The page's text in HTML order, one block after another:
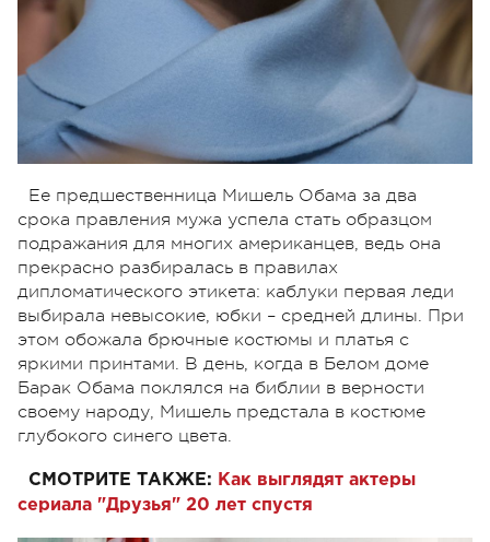
Ее предшественница Мишель Обама за два
срока правления мужа успела стать образцом
подражания для многих американцев, ведь она
прекрасно разбиралась в правилах
дипломатического этикета: каблуки первая леди
выбирала невысокие, юбки – средней длины. При
этом обожала брючные костюмы и платья с
яркими принтами. В день, когда в Белом доме
Барак Обама поклялся на библии в верности
своему народу, Мишель предстала в костюме
глубокого синего цвета.
СМОТРИТЕ ТАКЖЕ: Как выглядят актеры
сериала "Друзья" 20 лет спустя